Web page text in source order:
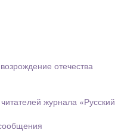
отечества
журнала «Русский